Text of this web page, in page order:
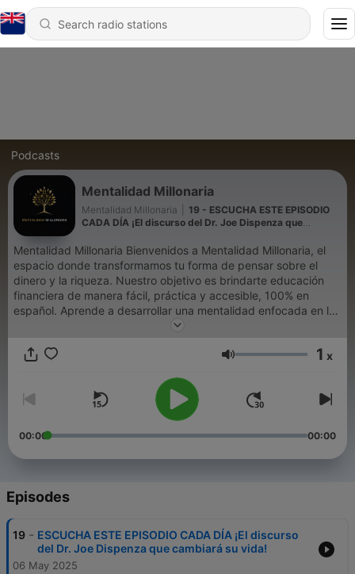
Podcasts
Mentalidad Millonaria
Mentalidad Millonaria
19 - ESCUCHA ESTE EPISODIO
CADA DÍA ¡El discurso del Dr. Joe Dispenza que
Mentalidad Millonaria Bienvenidos a Mentalidad Millonaria, el
espacio donde transformamos tu forma de pensar sobre el
dinero y la riqueza. Nuestro objetivo es brindarte educación
financiera de manera fácil, práctica y accesible, 100% en
español. Aprende a desarrollar una mentalidad enfocada en la
generación de riqueza, mejora tu inteligencia financiera y toma
profesional. En cada episodio y video, te acercamos
para ayudarte. Contáctanos a través de nuestro correo para
mentalidadmillonariapodcast@gmail.com Suscríbete y únete a
hacia tu libertad financiera comienza aquí! educación
financiera, gestión del dinero, ahorro efectivo, mentalidad
millonaria, generación de riqueza, inteligencia financiera,
emprendimiento exitoso, planificación financiera, ingresos
pasivos, desarrollo financiero, finanzas para principiantes,
consejos financieros, finanzas en español, finanzas para
jóvenes, finanzas para emprendedores, finanzas para mujeres,
Volume 1 x
00:00 00:00
Episodes
19 - ESCUCHA ESTE EPISODIO CADA DÍA ¡El discurso
del Dr. Joe Dispenza que cambiará su vida!
06 May 2025